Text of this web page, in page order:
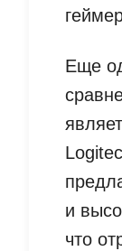
Еще
и
что